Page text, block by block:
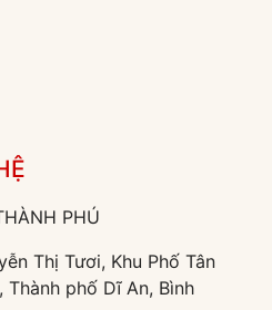
PHÚ
Thị Tươi, Khu Phố Tân
Thành phố Dĩ An, Bình